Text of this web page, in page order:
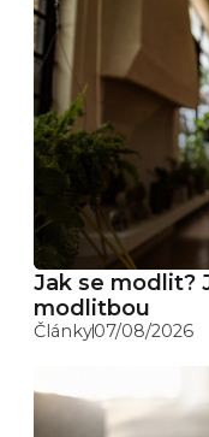
Jak se modlit?
modlitbou
Články07/08/2026